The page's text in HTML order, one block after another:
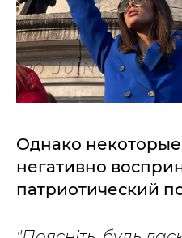
Однако
негативно
патриотический